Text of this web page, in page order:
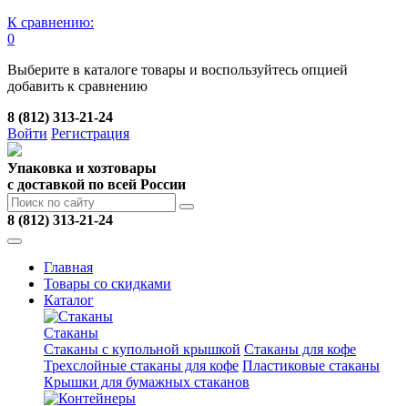
К сравнению:
0
Выберите в каталоге товары и воспользуйтесь опцией
добавить к сравнению
8 (812) 313-21-24
Войти Регистрация
Упаковка и хозтовары
с доставкой по всей России
8 (812) 313-21-24
Главная
Товары со скидками
Каталог
Стаканы
Стаканы с купольной крышкой Стаканы для кофе
Трехслойные стаканы для кофе Пластиковые стаканы
Крышки для бумажных стаканов